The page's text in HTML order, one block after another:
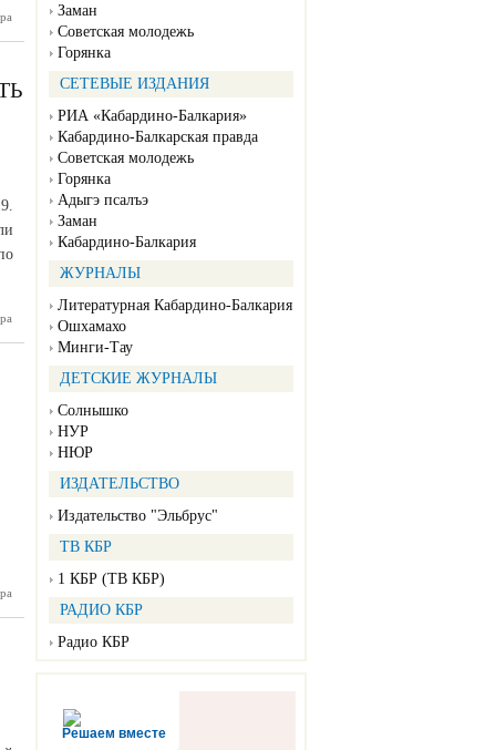
Заман
Советская молодежь
Горянка
СЕТЕВЫЕ ИЗДАНИЯ
РИА «Кабардино-Балкария»
Кабардино-Балкарская правда
Советская молодежь
Горянка
Адыгэ псалъэ
Заман
Кабардино-Балкария
ЖУРНАЛЫ
Литературная Кабардино-Балкария
Ошхамахо
Минги-Тау
ДЕТСКИЕ ЖУРНАЛЫ
Солнышко
НУР
НЮР
ИЗДАТЕЛЬСТВО
Издательство "Эльбрус"
ТВ КБР
1 КБР (ТВ КБР)
РАДИО КБР
Радио КБР
Решаем вместе
старт
в